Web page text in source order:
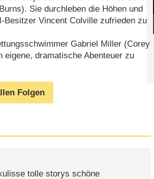
Sie durchleben die Höhen und
Besitzer Vincent Colville zufrieden zu
Gabriel Miller (Corey
dramatische Abenteuer zu
Folgen
tolle storys schöne